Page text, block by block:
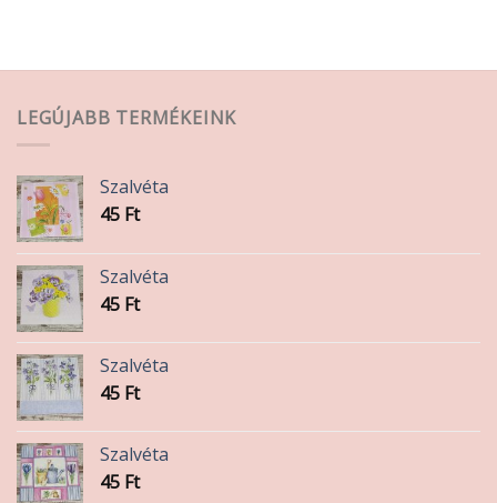
LEGÚJABB TERMÉKEINK
Szalvéta
45 Ft
Szalvéta
45 Ft
Szalvéta
45 Ft
Szalvéta
45 Ft